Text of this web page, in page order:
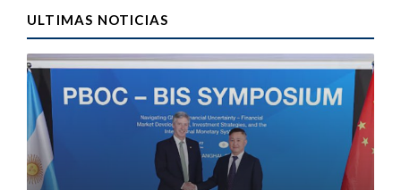
ULTIMAS NOTICIAS